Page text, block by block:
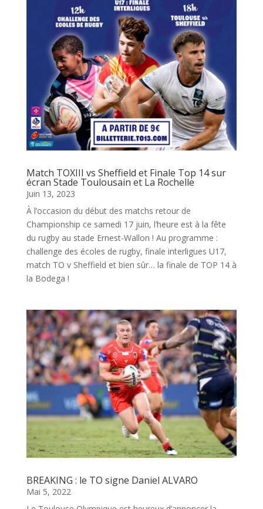
Match TOXIII vs Sheffield et Finale Top 14 sur
écran Stade Toulousain et La Rochelle
Juin 13, 2023
À l’occasion du début des matchs retour de
Championship ce samedi 17 juin, l’heure est à la fête
du rugby au stade Ernest-Wallon ! Au programme :
challenge des écoles de rugby, finale interligues U17,
match TO v Sheffield et bien sûr… la finale de TOP 14 à
la Bodega !
BREAKING : le TO signe Daniel ALVARO
Mai 5, 2022